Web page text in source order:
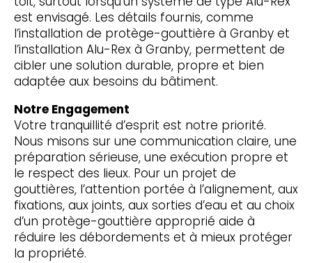
est envisagé. Les détails fournis, comme
l’installation de protège-gouttière à Granby et
l’installation Alu-Rex à Granby, permettent de
cibler une solution durable, propre et bien
adaptée aux besoins du bâtiment.
Notre Engagement
Votre tranquillité d’esprit est notre priorité.
Nous misons sur une communication claire, une
préparation sérieuse, une exécution propre et
le respect des lieux. Pour un projet de
gouttières, l’attention portée à l’alignement, aux
fixations, aux joints, aux sorties d’eau et au choix
d’un protège-gouttière approprié aide à
réduire les débordements et à mieux protéger
la propriété.